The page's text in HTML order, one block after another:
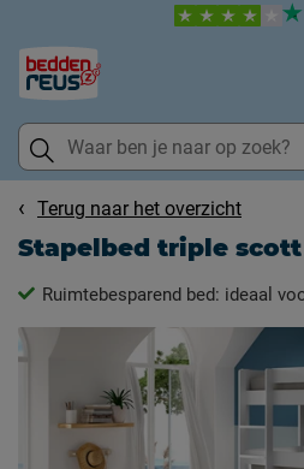
Terug naar het overzicht
Stapelbed triple scott
Ruimtebesparend bed: ideaal